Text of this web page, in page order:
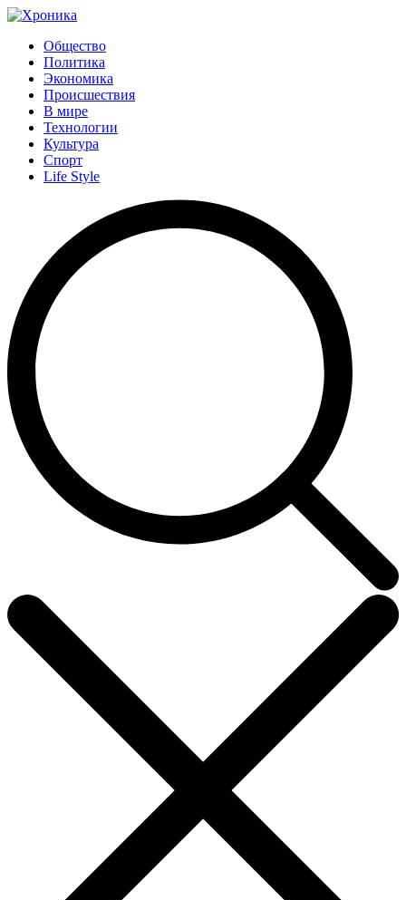
Общество
Политика
Экономика
Происшествия
В мире
Технологии
Культура
Спорт
Life Style